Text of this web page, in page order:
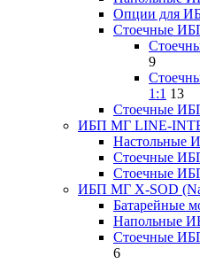
Опции для
Стоечные
9
1:1 13
Стоечные
ИБП МГ LINE-
Настольные
Стоечные
Стоечные
ИБП МГ X-SOD
Батарейные
Напольные
Стоечные
6